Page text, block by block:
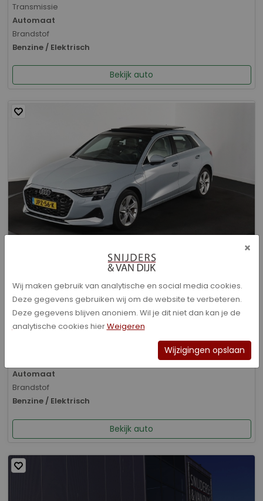
Transmissie
Automaat
Brandstof
Benzine / Elektrisch
Bekijk auto
Audi A3 - Sportback 40 TFSI e Advanced edition
Bouwjaar
01-2026
Kilometerstand
Automaat
Brandstof
Benzine / Elektrisch
Bekijk auto
×
Wij maken gebruik van analytische en social media cookies.
Deze gegevens gebruiken wij om de website te verbeteren.
Deze gegevens blijven anoniem. Wil je dit niet dan kan je de
analytische cookies hierWeigeren
Wijzigingen opslaan